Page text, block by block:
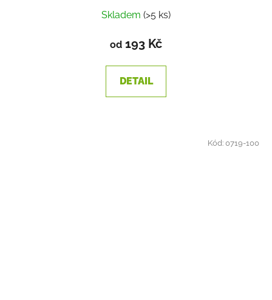
Skladem (>5 ks)
od 193 Kč
DETAIL
Kód:0719-100